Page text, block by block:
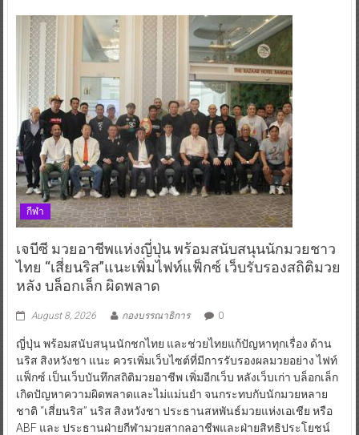
กีฬา
เจบีซี มวยอาชีพแห่งญี่ปุ่น พร้อมสนับสนุนนักมวยชาว
ไทย “เสี่ยนริส”แนะเพิ่มไฟท์แฟ็กซ์ เว็บรับรองสถิติมวย
หลัง บล็อกเล็ก ผิดพลาด
August 8, 2026 กองบรรณาธิการ 0
ญี่ปุ่น พร้อมสนับสนุนนักชกไทย และช่วยไทยแก้ปัญหาทุกเรื่อง ด้าน
นริส สิงหวังชา แนะ ควรเพิ่มเว็บไซต์ที่มีการรับรองผลมวยอย่าง ไฟท์
แฟ็กซ์ เป็นเว็บบันทึกสถิติมวยอาชีพ เพิ่มอีกเว็บ หลังเว็บเก่า บล็อกเล็ก
เกิดปัญหาความผิดพลาดและไม่แม่นยำ จนกระทบกับนักมวยหลาย
ชาติ “เสี่ยนริส” นริส สิงหวังชา ประธานสหพันธ์มวยแห่งเอเชีย หรือ
ABF และ ประธานฝ่ายกีฬามวยสากลอาชีพและฝ่ายสิทธิประโยชน์